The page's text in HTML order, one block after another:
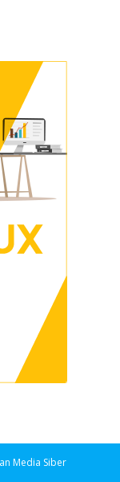
Media Siber